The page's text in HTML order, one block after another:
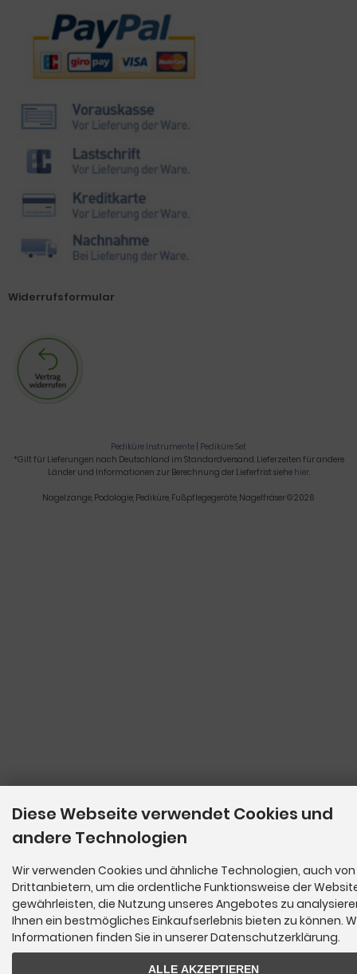
Zahlungsmethoden
Widerrufsformular
Pediküre Instrumente | Pediküre Set
*Gilt für Lieferungen nach Deutschland im Standardversand. Lieferzeiten für andere
Länder und Informationen zur Berechnung der Lieferfrist siehe hier.
Nagelzange, Podologie, Pediküre, Fußpflegegeräte, Nagelfräser © 2026
Diese Webseite verwendet Cookies und
andere Technologien
Wir verwenden Cookies und ähnliche Technologien, auch von
Drittanbietern, um die ordentliche Funktionsweise der
gewährleisten, die Nutzung unseres Angebotes zu
Ihnen ein bestmögliches Einkaufserlebnis bieten zu können.
Informationen finden Sie in unserer Datenschutzerklärung.
ALLE AKZEPTIEREN